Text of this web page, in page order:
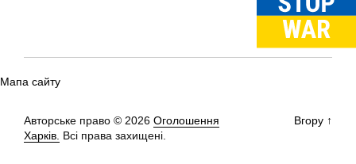
Мапа сайту
Авторське право © 2026 Оголошення
Харків. Всі права захищені.
Вгору ↑